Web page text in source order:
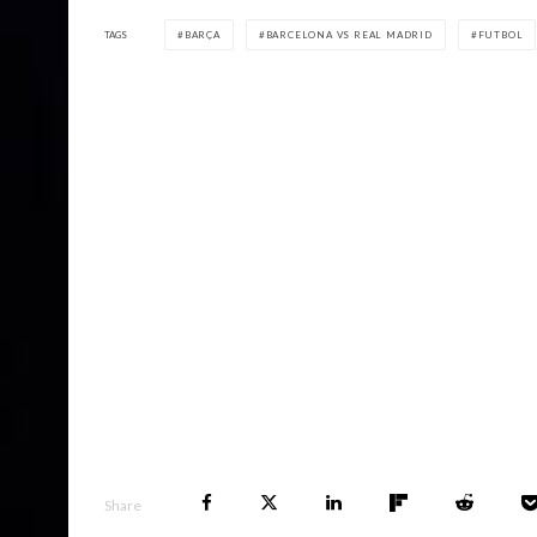
TAGS BARÇA BARCELONA VS REAL MADRID FUTBOL
Share